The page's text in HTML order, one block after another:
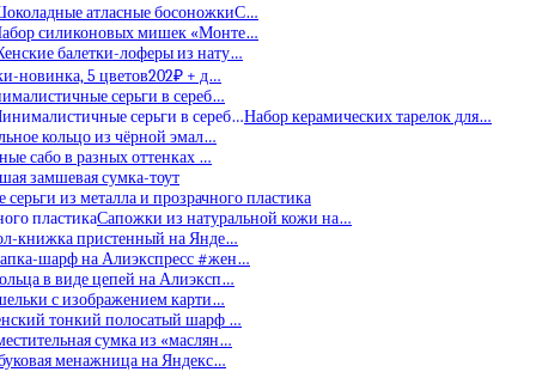
атласные босоножкиС…
силиконовых мишек «Монте…
балетки-лоферы из нату…
новинка, 5 цветов202₽ + д…
серьги в сереб…
Набор керамических тарелок для…
кольцо из чёрной эмал…
сабо в разных оттенках …
замшевая сумка-тоут
серьги из металла и прозрачного пластика
Сапожки из натуральной кожи на…
книжка пристенный на Янде…
шарф на Алиэкспресс #жен…
в виде цепей на Алиэксп…
с изображением карти…
тонкий полосатый шарф …
сумка из «маслян…
менажница на Яндекс…